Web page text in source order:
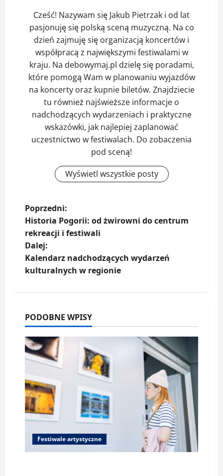
Cześć! Nazywam się Jakub Pietrzak i od lat
pasjonuję się polską sceną muzyczną. Na co
dzień zajmuję się organizacją koncertów i
współpracą z największymi festiwalami w
kraju. Na debowymaj.pl dzielę się poradami,
które pomogą Wam w planowaniu wyjazdów
na koncerty oraz kupnie biletów. Znajdziecie
tu również najświeższe informacje o
nadchodzących wydarzeniach i praktyczne
wskazówki, jak najlepiej zaplanować
uczestnictwo w festiwalach. Do zobaczenia
pod sceną!
Wyświetl wszystkie posty
Z
o
b
a
z
w
p
i
s
y
Poprzedni:
Historia Pogorii: od żwirowni do centrum
rekreacji i festiwali
Dalej:
Kalendarz nadchodzących wydarzeń
kulturalnych w regionie
PODOBNE WPISY
Festiwale artystyczne